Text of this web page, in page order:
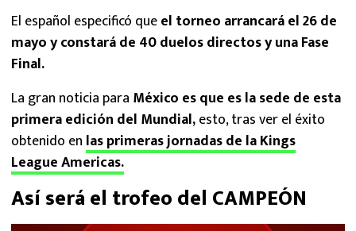
El español especificó queel torneo arrancará el 26 de
mayo y constará de 40 duelos directos y una Fase
Final.
La gran noticia para México es que es la sede de esta
primera edición del Mundial,esto, tras ver el éxito
obtenido en las primeras jornadas de la Kings
League Americas.
Así será el trofeo del CAMPEÓN